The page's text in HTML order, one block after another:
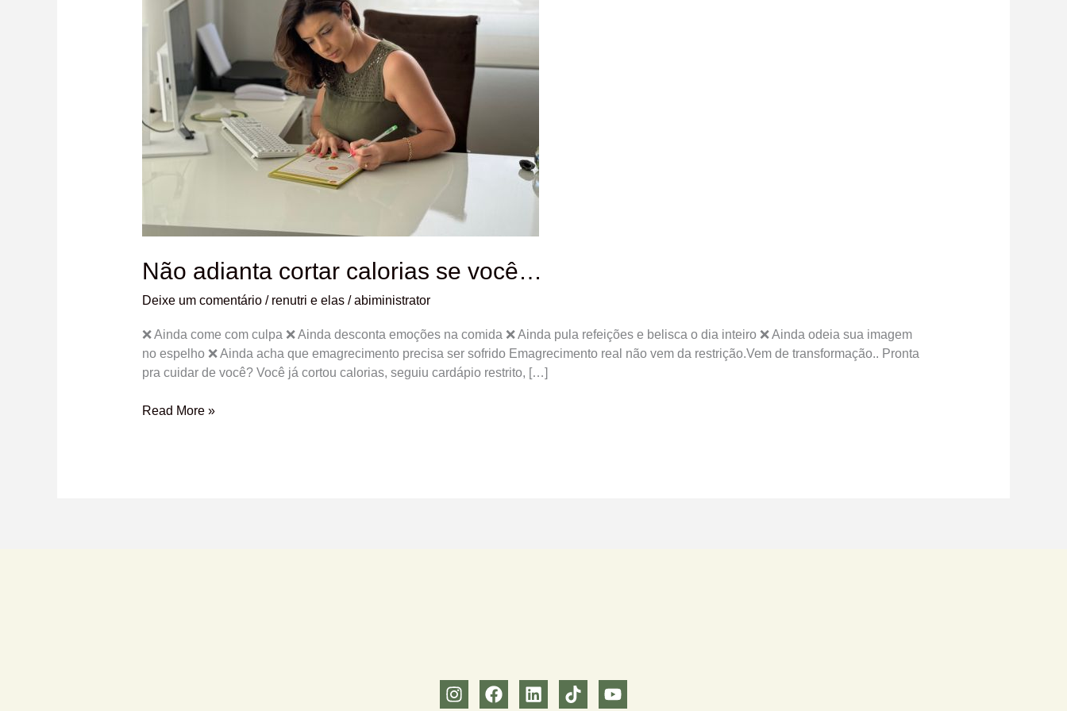
Não adianta cortar calorias se você…
Deixe um comentário / renutri e elas/abiministrator
❌ Ainda come com culpa ❌ Ainda desconta emoções na comida ❌ Ainda pula refeições e belisca o dia inteiro ❌ Ainda odeia sua imagem
no espelho ❌ Ainda acha que emagrecimento precisa ser sofrido Emagrecimento real não vem da restrição.Vem de transformação.. Pronta
pra cuidar de você? Você já cortou calorias, seguiu cardápio restrito, […]
calorias
se
você…
Read More »